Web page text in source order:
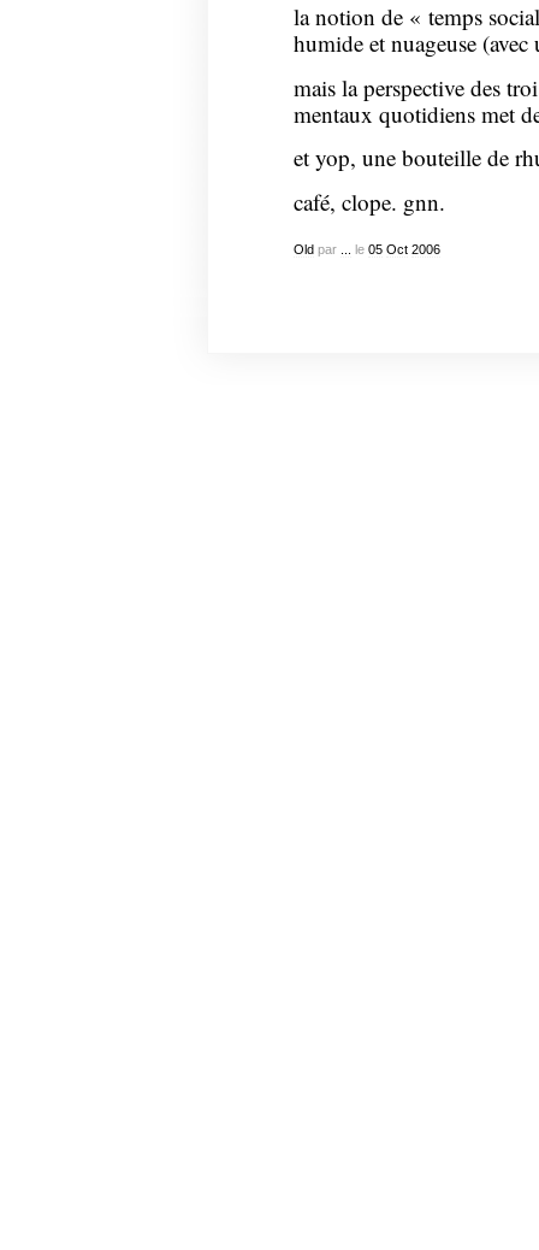
la notion de « temps
humide et nuageuse
mais la perspective des
mentaux quotidiens met
et yop, une bouteille de
café, clope. gnn.
Oldpar le 05 Oct 2006